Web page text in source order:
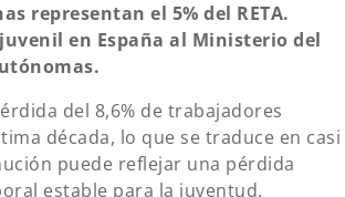
representan el 5% del RETA.
en España al Ministerio del
del 8,6% de trabajadores
década, lo que se traduce en casi
puede reflejar una pérdida
estable para la juventud.